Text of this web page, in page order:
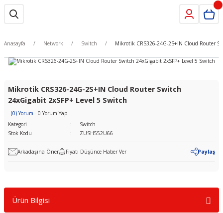
Anasayfa Network Switch Mikrotik CRS326-24G-2S+IN Cloud Router
Mikrotik CRS326-24G-2S+IN Cloud Router Switch
24xGigabit 2xSFP+ Level 5 Switch
(0) Yorum - 0 Yorum Yap
Kategori
Switch
Stok Kodu
ZUSH552U66
Arkadaşına Öner Fiyatı Düşünce Haber Ver Paylaş
Ürün Bilgisi